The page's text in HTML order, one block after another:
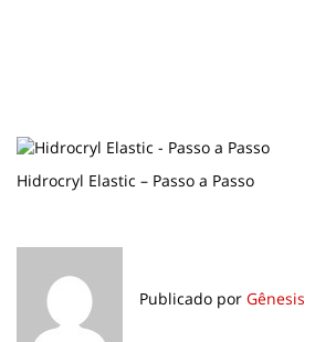
Hidrocryl Elastic – Passo a Passo
Publicado por Gênesis